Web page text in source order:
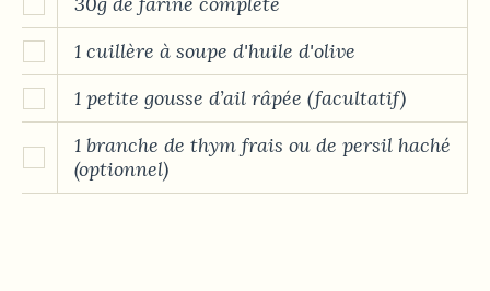
1 cuillère à soupe d'huile d'olive
1 petite gousse d’ail râpée (facultatif)
1 branche de thym frais ou de persil haché
(optionnel)